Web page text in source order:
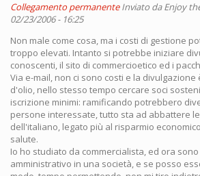
Collegamento permanente Inviato daEnjoy
02/23/2006 - 16:25
Non male come cosa, ma i costi di gestione
troppo elevati. Intanto si potrebbe iniziare
conoscenti, il sito di commercioetico ed i
Via e-mail, non ci sono costi e la divulgazione
d'olio, nello stesso tempo cercare soci
iscrizione minimi: ramificando potrebbero
persone interessate, tutto sta ad abbattere
dell'italiano, legato più al risparmio
salute.
Io ho studiato da commercialista, ed ora
amministrativo in una società, e se posso